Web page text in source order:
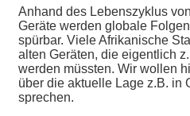
Anhand des Lebenszyklus
Geräte werden globale
spürbar. Viele Afrikanische
alten Geräten, die eigentlich
werden müssten. Wir wollen
über die aktuelle Lage z.B. in
sprechen.